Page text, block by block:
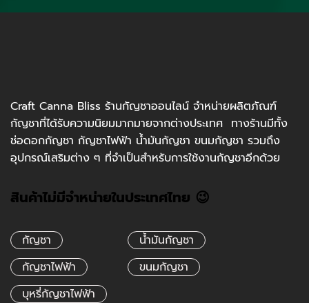
Craft Canna Bliss ร้านกัญชาออนไลน์ จำหน่ายผลิตภัณฑ์
กัญชาที่ได้รับความนิยมมากมายจากต่างประเทศ ทางร้านมีทั้ง
ช่อดอกกัญชา กัญชาไฟฟ้า น้ำมันกัญชา ขนมกัญชา รวมถึง
อุปกรณ์เสริมต่าง ๆ ที่จำเป็นสำหรับการใช้งานกัญชาอีกด้วย
สินค้าไม่มีจำหน่ายในประเทศไทย 😉
กัญชา
น้ำมันกัญชา
กัญชาไฟฟ้า
ขนมกัญชา
บุหรี่กัญชาไฟฟ้า